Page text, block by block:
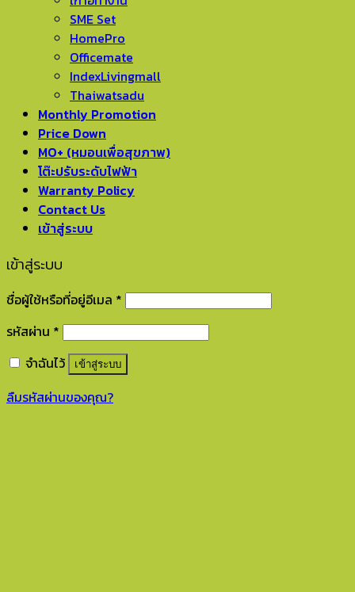
SME Set
HomePro
Officemate
IndexLivingmall
Thaiwatsadu
Monthly Promotion
Price Down
MO+ (หมอนเพื่อสุขภาพ)
โต๊ะปรับระดับไฟฟ้า
Warranty Policy
Contact Us
เข้าสู่ระบบ
เข้าสู่ระบบ
ชื่อผู้ใช้หรือที่อยู่อีเมล *
รหัสผ่าน *
จำฉันไว้
เข้าสู่ระบบ
ลืมรหัสผ่านของคุณ?